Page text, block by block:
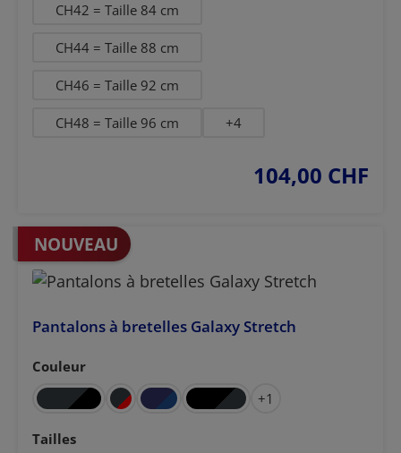
CH42 = Taille 84 cm
CH44 = Taille 88 cm
CH46 = Taille 92 cm
CH48 = Taille 96 cm +4
prix régulier :
104,00 CHF
NOUVEAU
Pantalons à bretelles Galaxy Stretch
Sélectionnez
Couleur
+1
Sélectionnez
Tailles